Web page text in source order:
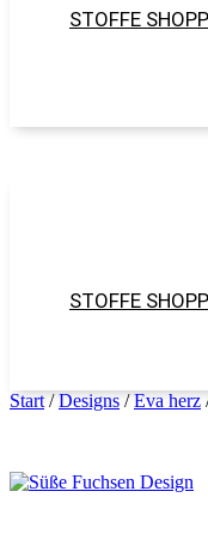
STOFFE
STOFFE
Start/Designs/Eva herz